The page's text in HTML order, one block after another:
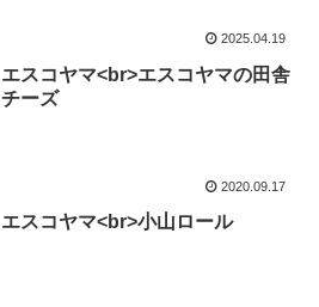
2025.04.19
エスコヤマ<br>エスコヤマの田舎
チーズ
2020.09.17
エスコヤマ<br>小山ロール